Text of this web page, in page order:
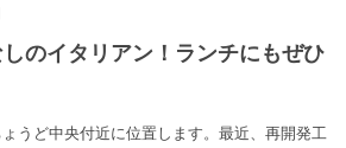
のイタリアン！ランチにもぜひ
うど中央付近に位置します。最近、再開発工